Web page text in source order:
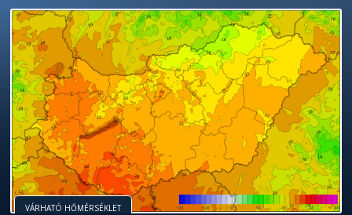
VÁRHATÓ HŐMÉRSÉKLET